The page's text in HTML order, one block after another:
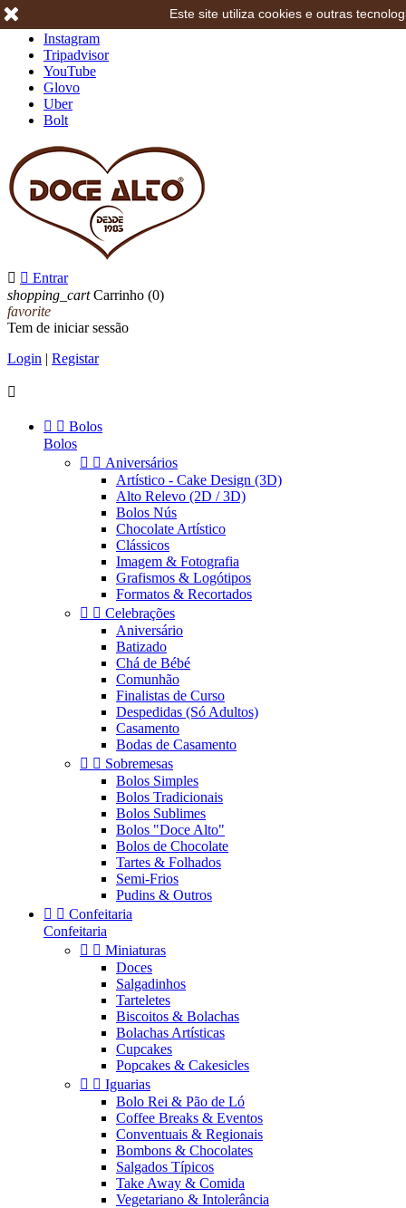
Instagram
Tripadvisor
YouTube
Glovo
Uber
Bolt
  Entrar
shopping_cart Carrinho (0)
favorite
Tem de iniciar sessão
Login | Registar

  Bolos
Bolos
  Aniversários
Artístico - Cake Design (3D)
Alto Relevo (2D / 3D)
Bolos Nús
Chocolate Artístico
Clássicos
Imagem & Fotografia
Grafismos & Logótipos
Formatos & Recortados
  Celebrações
Aniversário
Batizado
Chá de Bébé
Comunhão
Finalistas de Curso
Despedidas (Só Adultos)
Casamento
Bodas de Casamento
  Sobremesas
Bolos Simples
Bolos Tradicionais
Bolos Sublimes
Bolos "Doce Alto"
Bolos de Chocolate
Tartes & Folhados
Semi-Frios
Pudins & Outros
  Confeitaria
Confeitaria
  Miniaturas
Doces
Salgadinhos
Tarteletes
Biscoitos & Bolachas
Bolachas Artísticas
Cupcakes
Popcakes & Cakesicles
  Iguarias
Bolo Rei & Pão de Ló
Coffee Breaks & Eventos
Conventuais & Regionais
Bombons & Chocolates
Salgados Típicos
Take Away & Comida
Vegetariano & Intolerância
Este site utiliza cookies e outras